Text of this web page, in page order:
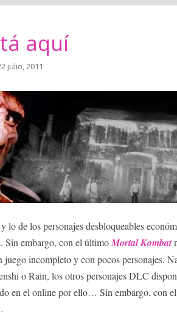
aquí
julio, 2011
de los personajes desbloqueables
Sin embargo, con el últimoMortal Kombat
incompleto y con pocos personajes.
o Rain, los otros personajes DLC
en el online por ello… Sin embargo, con